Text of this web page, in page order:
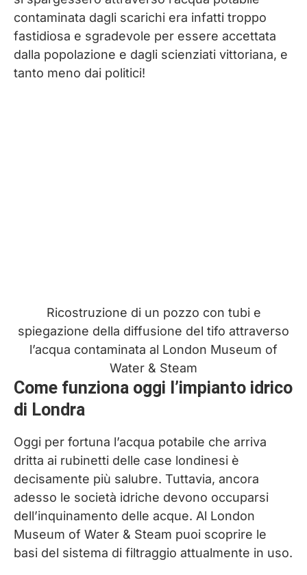
contaminata dagli scarichi era infatti troppo
fastidiosa e sgradevole per essere accettata
dalla popolazione e dagli scienziati vittoriana, e
tanto meno dai politici!
Ricostruzione di un pozzo con tubi e
spiegazione della diffusione del tifo attraverso
l’acqua contaminata al London Museum of
Water & Steam
Come funziona oggi l’impianto idrico
di Londra
Oggi per fortuna l’acqua potabile che arriva
dritta ai rubinetti delle case londinesi è
decisamente più salubre. Tuttavia, ancora
adesso le società idriche devono occuparsi
dell’inquinamento delle acque. Al London
Museum of Water & Steam puoi scoprire le
basi del sistema di filtraggio attualmente in uso.